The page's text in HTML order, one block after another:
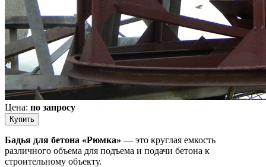
Цена: по запросу
Купить
Бадья для бетона «Рюмка» — это круглая емкость
различного объема для подъема и подачи бетона к
строительному объекту.